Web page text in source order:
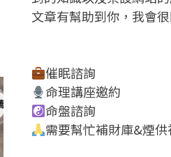
文章有幫助到你，我會
催眠諮詢
命理講座邀約
命盤諮詢
需要幫忙補財庫&煙供